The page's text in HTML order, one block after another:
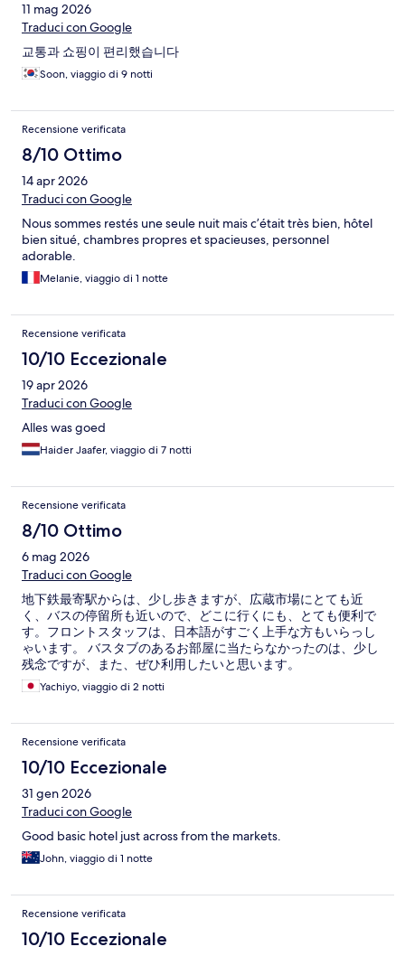
11 mag 2026
Traduci con Google
교통과 쇼핑이 편리했습니다
Soon, viaggio di 9 notti
Recensione verificata
8/10 Ottimo
14 apr 2026
Traduci con Google
Nous sommes restés une seule nuit mais c’était très bien, hôtel
bien situé, chambres propres et spacieuses, personnel
adorable.
Melanie, viaggio di 1 notte
Recensione verificata
10/10 Eccezionale
19 apr 2026
Traduci con Google
Alles was goed
Haider Jaafer, viaggio di 7 notti
Recensione verificata
8/10 Ottimo
6 mag 2026
Traduci con Google
地下鉄最寄駅からは、少し歩きますが、広蔵市場にとても近
く、バスの停留所も近いので、どこに行くにも、とても便利で
す。フロントスタッフは、日本語がすごく上手な方もいらっし
ゃいます。 バスタブのあるお部屋に当たらなかったのは、少し
残念ですが、また、ぜひ利用したいと思います。
Yachiyo, viaggio di 2 notti
Recensione verificata
10/10 Eccezionale
31 gen 2026
Traduci con Google
Good basic hotel just across from the markets.
John, viaggio di 1 notte
Recensione verificata
10/10 Eccezionale